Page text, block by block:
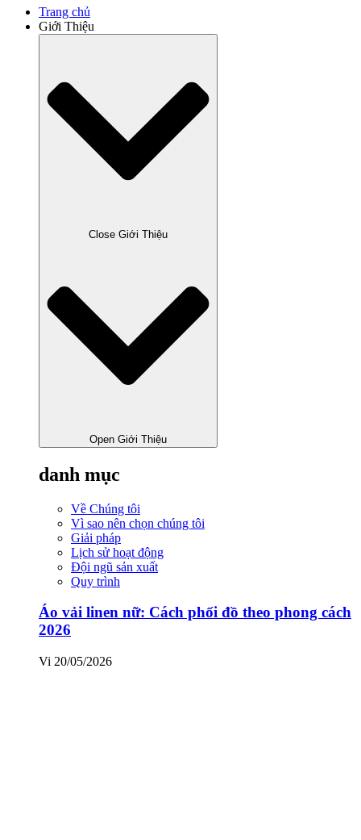
Trang chủ
Giới Thiệu
Close Giới Thiệu
Open Giới Thiệu
danh mục
Về Chúng tôi
Vì sao nên chọn chúng tôi
Giải pháp
Lịch sử hoạt động
Đội ngũ sản xuất
Quy trình
Áo vải linen nữ: Cách phối đồ theo phong cách
2026
Vi 20/05/2026